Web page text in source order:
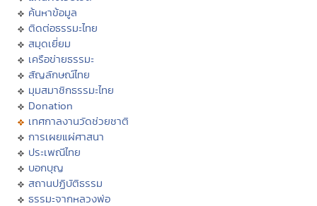
ค้นหาข้อมูล
ติดต่อธรรมะไทย
สมุดเยี่ยม
เครือข่ายธรรมะ
สัญลักษณ์ไทย
มุมสมาชิกธรรมะไทย
Donation
เทศกาลงานวัดช่วยชาติ
การเผยแผ่ศาสนา
ประเพณีไทย
บอกบุญ
สถานปฏิบัติธรรม
ธรรมะจากหลวงพ่อ